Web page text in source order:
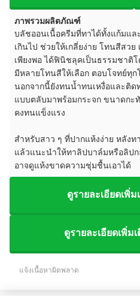
ภาพรวมผลิตภัณฑ์
บลัชออนเนื้อครีมที่ทาได้ทั้งแก้มแ
เกินไป ช่วยให้เกลี่ยง่าย โทนสีสว
เพียงพอ ได้ฟินิชลุคเป็นธรรมชาติ
มีหลายโทนสีให้เลือก ตอบโจทย์ทุ
นอกจากนี้ยังทนน้ำทนเหงื่อและติ
แบบตลับมาพร้อมกระจก ขนาดกะ
คงทนแข็งแรง
สำหรับสาว ๆ ที่ปากแห้งง่าย หลัง
แล้วแนะนำให้ทาลิปบาล์มหรือลิป
อาจดูแห้งขาดความชุ่มชื้นเอาได้
ดูรายละเอียดเพิ่
ดูรายละเอียดเพิ่ม
แจ้งเนื้อหาผิดพลาด